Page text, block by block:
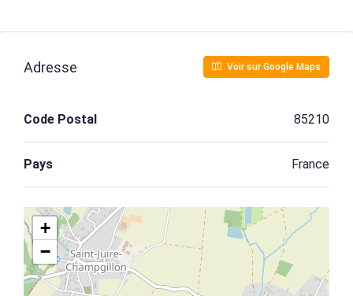
Adresse Voir sur Google Maps
Code Postal 85210
Pays France
+
−